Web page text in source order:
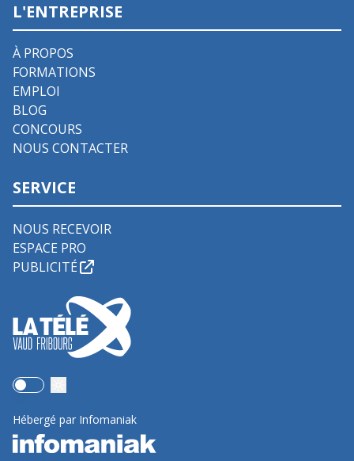
L'ENTREPRISE
À PROPOS
FORMATIONS
EMPLOI
BLOG
CONCOURS
NOUS CONTACTER
SERVICE
NOUS RECEVOIR
ESPACE PRO
PUBLICITÉ
Use setting
Hébergé par Infomaniak